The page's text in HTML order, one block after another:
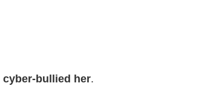
cyber-bullied her.